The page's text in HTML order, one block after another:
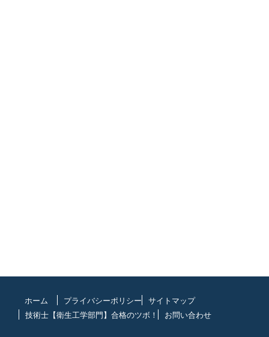
ホーム プライバシーポリシー
サイトマップ
技術士【衛生工学部門】合格のツボ！
お問い合わせ